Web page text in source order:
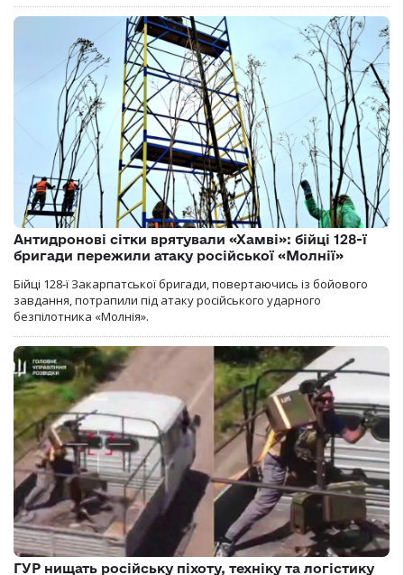
Антидронові сітки врятували «Хамві»: бійці 128-ї
бригади пережили атаку російської «Молнії»
Бійці 128-ї Закарпатської бригади, повертаючись із бойового
завдання, потрапили під атаку російського ударного
безпілотника «Молнія».
ГУР нищать російську піхоту, техніку та логістику